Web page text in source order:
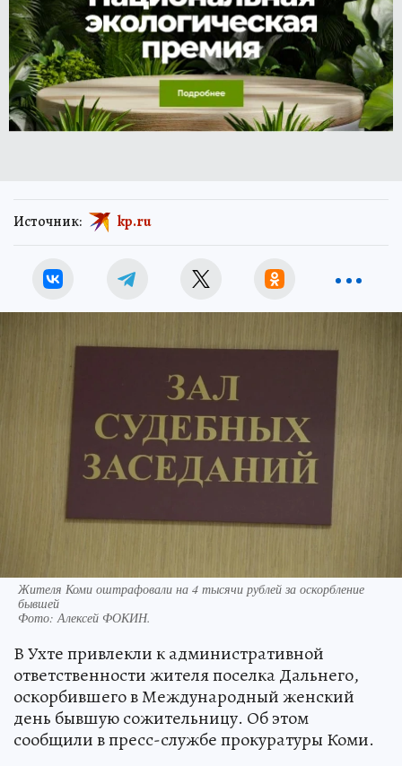
Источник: kp.ru
Жителя Коми оштрафовали на 4 тысячи рублей за оскорбление
бывшей
Фото:Алексей ФОКИН.
В Ухте привлекли к административной
ответственности жителя поселка Дальнего,
оскорбившего в Международный женский
день бывшую сожительницу. Об этом
сообщили в пресс-службе прокуратуры Коми.